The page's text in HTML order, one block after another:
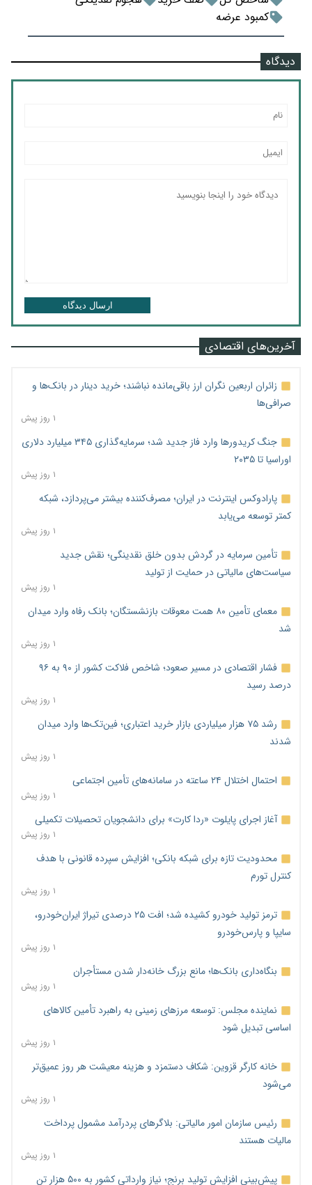
کمبود عرضه
دیدگاه
ارسال دیدگاه
آخرین‌های اقتصادی
زائران اربعین نگران ارز باقی‌مانده نباشند؛ خرید دینار در بانک‌ها و
صرافی‌ها
۱ روز پیش
جنگ کریدورها وارد فاز جدید شد؛ سرمایه‌گذاری ۳۴۵ میلیارد دلاری
اوراسیا تا ۲۰۳۵
۱ روز پیش
پارادوکس اینترنت در ایران؛ مصرف‌کننده بیشتر می‌پردازد، شبکه
کمتر توسعه می‌یابد
۱ روز پیش
تأمین سرمایه در گردش بدون خلق نقدینگی؛ نقش جدید
سیاست‌های مالیاتی در حمایت از تولید
۱ روز پیش
معمای تأمین ۸۰ همت معوقات بازنشستگان؛ بانک رفاه وارد میدان
شد
۱ روز پیش
فشار اقتصادی در مسیر صعود؛ شاخص فلاکت کشور از ۹۰ به ۹۶
درصد رسید
۱ روز پیش
رشد ۷۵ هزار میلیاردی بازار خرید اعتباری؛ فین‌تک‌ها وارد میدان
شدند
۱ روز پیش
احتمال اختلال ۲۴ ساعته در سامانه‌های تأمین اجتماعی
۱ روز پیش
آغاز اجرای پایلوت «ردا کارت» برای دانشجویان تحصیلات تکمیلی
۱ روز پیش
محدودیت تازه برای شبکه بانکی؛ افزایش سپرده قانونی با هدف
کنترل تورم
۱ روز پیش
ترمز تولید خودرو کشیده شد؛ افت ۲۵ درصدی تیراژ ایران‌خودرو،
سایپا و پارس‌خودرو
۱ روز پیش
بنگاه‌داری بانک‌ها؛ مانع بزرگ خانه‌دار شدن مستأجران
۱ روز پیش
نماینده مجلس: توسعه مرزهای زمینی به راهبرد تأمین کالاهای
اساسی تبدیل شود
۱ روز پیش
خانه کارگر قزوین: شکاف دستمزد و هزینه معیشت هر روز عمیق‌تر
می‌شود
۱ روز پیش
رئیس سازمان امور مالیاتی: بلاگرهای پردرآمد مشمول پرداخت
مالیات هستند
۱ روز پیش
پیش‌بینی افزایش تولید برنج؛ نیاز وارداتی کشور به ۵۰۰ هزار تن